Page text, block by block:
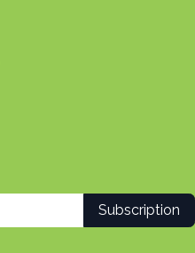
Subscription